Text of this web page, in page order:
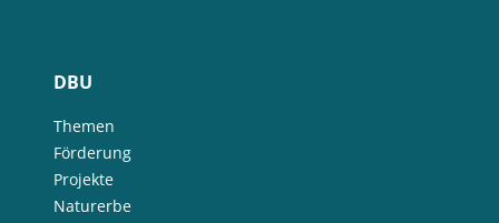
DBU
Themen
Förderung
Projekte
Naturerbe